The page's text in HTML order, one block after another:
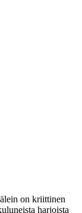
on kriittinen
harjoista